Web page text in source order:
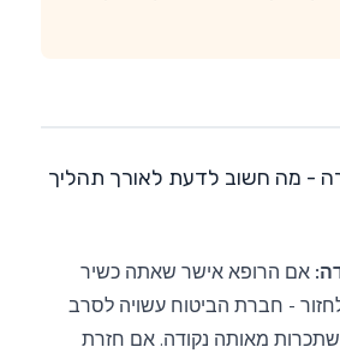
- מה חשוב לדעת לאורך תהליך
אם הרופא אישר שאתה כשיר
- חברת הביטוח עשויה לסרב
מאותה נקודה. אם חזרת